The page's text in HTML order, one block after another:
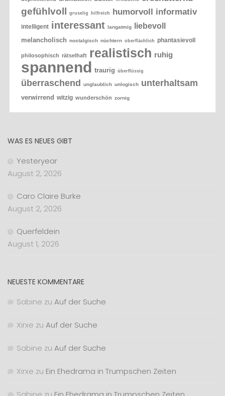
gefühlvoll gruselig hilfreich humorvoll informativ
intelligent interessant langatmig liebevoll
melancholisch nostalgisch nüchtern oberflächlich phantasievoll
philosophisch rätselhaft realistisch ruhig
spannend traurig überflüssig
überraschend unglaublich unlogisch unterhaltsam
verwirrend witzig wunderschön zornig
WAS ES NEUES GIBT
Yesteryear
August 2, 2026
Caro Claire Burke
August 2, 2026
Querfeldein
August 1, 2026
NEUESTE KOMMENTARE
Sabine zu Auf der Suche
Xirxe zu Auf der Suche
Sabine zu Auf der Suche
Xirxe zu Ein Ehedrama in Trumpschen Zeiten